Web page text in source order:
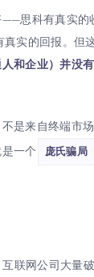
思科有真实的
真实的回报。但
和企业）并没
是来自终端市
一个 庞氏骗局
联网公司大量